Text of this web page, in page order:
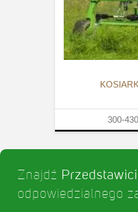
300-430
Znajdź
odpowiedzialnego